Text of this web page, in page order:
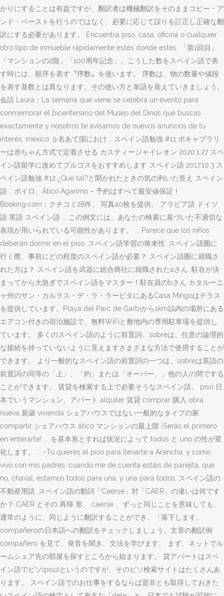
かりにすることは有益ですが、翻訳者は機械翻訳をそのままコピー・ア
ンド・ペーストを行うのではなく、必要に応じて誤りを訂正し正確な翻
訳にする必要があります。 ‎Encuentra piso, casa, oficina o cualquier
otro tipo de inmueble rápidamente estés donde estés. 「第1回目」
「マンションの2階」「100周年記念」。こうした数をスペイン語で表
す時には、順序を表す〝序数〟を使います。 序数は、物の数量や値段
を表す基数とは異なります。その使い方と単語を覚えていきましょう。
会話 Laura：La semana que viene se celebra un evento para
conmemorar el bicentenario del Museo del Dinos qué buscas
exactamente y nosotros te avisamos de nuevos anuncios de tu
interés. mexico: 9.名あて国におけ … スペイン語勉強 #11 ボキャブラリ
ーは赤ちゃん方式で定着させる カスティージャイレオン 2020.1.27 スペ
イン語留学に改めてブルゴスをおすすめします スペイン語 2017.10.3 ス
ペイン語勉強 #12 ¿Qué tal?と聞かれたときの気の利いた答え スペイン
語 … ボイロ、Ático Agarimo – 予約はすべて最安値保証！
Booking.com：クチコミ28件、 写真40枚を提供。 アラビア語 ドイツ
語 英語 スペイン語 ... この例文には、あなたの検索に基づいた不適切な
表現が用いられている可能性があります。 ... Parece que los niños
deberán dormir en el piso. スペイン語学習の将来性; スペイン語圏に
行く際、事前にどの程度のスペイン語が必要？ スペイン語圏に就職さ
れた方は？ スペイン語を武器に総合商社に就職されたaさん; 駐在が決
まってから大急ぎでスペイン語をマスター！駐在員のbさん カタルーニ
ャ州のサン・カルラス・デ・ラ・ラーピタにあるCasa Mingoはテラス
を提供しています。Playa del Parc de Garbiから1km以内の場所にある
エアコン付きの宿泊施設で、無料WiFiと敷地内の専用駐車場を提供し
ています。 多くのスペイン語のように前置詞、sobreは、任意の論理的
な接続を持っていないように見えますさまざまな方法で使用することが
できます。 より一般的なスペイン語の前置詞の一つは、sobreは英語の
前置詞の同等の「上」、「約」または「オーバー、」他の人の間でする
ことができます。 賃貸を検索する上で必要そうなスペイン語。 piso 日
本でいうマンション、アパート alquiler 賃貸 comprar 購入 obra
nueva 新築 vivienda シェアハウスではない一般的なタイプの家
compartir シェアハウス ático マンションの最上階 ¡Serás el primero
en enterarte! ... を基本形とすれば状況によって todos と uno の性が変
化します。 ... -Tú quieres el piso para llevarte a Arancha, y como
vivo con mis padres, cuando me de cuenta estáis de parejita, que
no, chaval, estamos todos para una, y una para todos. スペイン語の
不動産用語. スペイン語の動詞「Caerse」対「CAER」の違いは何です
か？ CAER とその 再帰 形、 caerse 、ずっと同じことを意味しても、
通常のように、同じように翻訳することができ、「落下します。
compañeroの日本語への翻訳をチェックしましょう。文章の翻訳例
compañero を見て、発音を聞き、文法を学びます。 まず、ネットでル
ームシェア先の部屋を探すところから始まります。 貸アパートはスペ
イン語でピソ(piso)というのですが、そのピソ検索サイトはたくさんあ
ります。 スペイン語でのお仕事をするならば是非とも取得しておきた